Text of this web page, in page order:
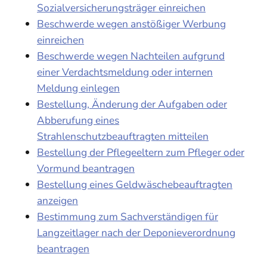
Sozialversicherungsträger einreichen
Beschwerde wegen anstößiger Werbung
einreichen
Beschwerde wegen Nachteilen aufgrund
einer Verdachtsmeldung oder internen
Meldung einlegen
Bestellung, Änderung der Aufgaben oder
Abberufung eines
Strahlenschutzbeauftragten mitteilen
Bestellung der Pflegeeltern zum Pfleger oder
Vormund beantragen
Bestellung eines Geldwäschebeauftragten
anzeigen
Bestimmung zum Sachverständigen für
Langzeitlager nach der Deponieverordnung
beantragen